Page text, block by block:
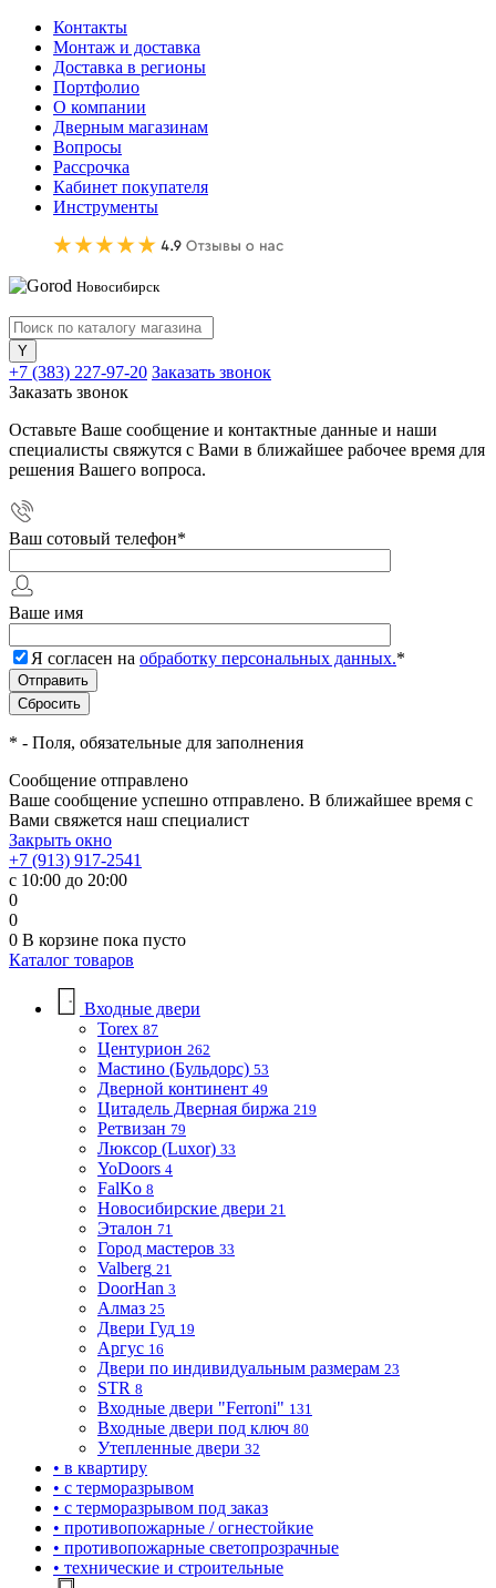
Контакты
Монтаж и доставка
Доставка в регионы
Портфолио
О компании
Дверным магазинам
Вопросы
Рассрочка
Кабинет покупателя
Инструменты
Новосибирск
+7 (383) 227-97-20 Заказать звонок
Заказать звонок
Оставьте Ваше сообщение и контактные данные и наши
специалисты свяжутся с Вами в ближайшее рабочее время для
решения Вашего вопроса.
Ваш сотовый телефон*
Ваше имя
Я согласен на обработку персональных данных.*
* - Поля, обязательные для заполнения
Сообщение отправлено
Ваше сообщение успешно отправлено. В ближайшее время с
Вами свяжется наш специалист
Закрыть окно
+7 (913) 917-2541
с 10:00 до 20:00
0
0
0 В корзине пока пусто
Каталог товаров
Входные двери
Torex 87
Центурион 262
Мастино (Бульдорс) 53
Дверной континент 49
Цитадель Дверная биржа 219
Ретвизан 79
Люксор (Luxor) 33
YoDoors 4
FalKo 8
Новосибирские двери 21
Эталон 71
Город мастеров 33
Valberg 21
DoorHan 3
Алмаз 25
Двери Гуд 19
Аргус 16
Двери по индивидуальным размерам 23
STR 8
Входные двери "Ferroni" 131
Входные двери под ключ 80
Утепленные двери 32
• в квартиру
• с терморазрывом
• с терморазрывом под заказ
• противопожарные / огнестойкие
• противопожарные светопрозрачные
• технические и строительные